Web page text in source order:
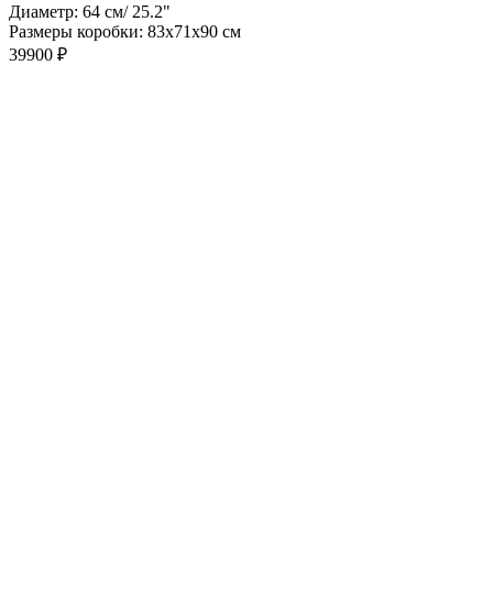
Диаметр: 64 см/ 25.2"
Размеры коробки: 83х71х90 см
39900 ₽